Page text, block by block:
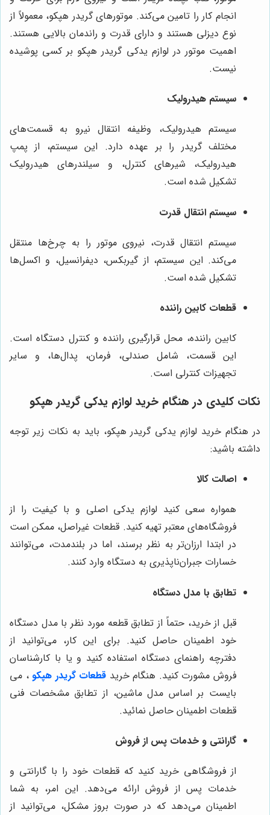
انجام کار را تامین می‌کند. موتورهای گریدر هپکو، معمولاً از
نوع دیزلی هستند و دارای قدرت و راندمان بالایی هستند.
اهمیت موتور در لوازم یدکی گریدر هپکو بر کسی پوشیده
نیست.
سیستم هیدرولیک
سیستم هیدرولیک، وظیفه انتقال نیرو به قسمت‌های
مختلف گریدر را بر عهده دارد. این سیستم، از پمپ
هیدرولیک، شیرهای کنترل، و سیلندرهای هیدرولیک
تشکیل شده است.
سیستم انتقال قدرت
سیستم انتقال قدرت، نیروی موتور را به چرخ‌ها منتقل
می‌کند. این سیستم، از گیربکس، دیفرانسیل، و اکسل‌ها
تشکیل شده است.
قطعات کابین راننده
کابین راننده، محل قرارگیری راننده و کنترل دستگاه است.
این قسمت، شامل صندلی، فرمان، پدال‌ها، و سایر
تجهیزات کنترلی است.
نکات کلیدی در هنگام خرید لوازم یدکی گریدر هپکو
در هنگام خرید لوازم یدکی گریدر هپکو، باید به نکات زیر توجه
داشته باشید:
اصالت کالا
همواره سعی کنید لوازم یدکی اصلی و با کیفیت را از
فروشگاه‌های معتبر تهیه کنید. قطعات غیراصل، ممکن است
در ابتدا ارزان‌تر به نظر برسند، اما در بلندمدت، می‌توانند
خسارات جبران‌ناپذیری به دستگاه وارد کنند.
تطابق با مدل دستگاه
قبل از خرید، حتماً از تطابق قطعه مورد نظر با مدل دستگاه
خود اطمینان حاصل کنید. برای این کار، می‌توانید از
دفترچه راهنمای دستگاه استفاده کنید و یا با کارشناسان
فروش مشورت کنید. هنگام خرید قطعات گریدر هپکو ، می
بایست بر اساس مدل ماشین، از تطابق مشخصات فنی
قطعات اطمینان حاصل نمائید.
گارانتی و خدمات پس از فروش
از فروشگاهی خرید کنید که قطعات خود را با گارانتی و
خدمات پس از فروش ارائه می‌دهد. این امر، به شما
اطمینان می‌دهد که در صورت بروز مشکل، می‌توانید از